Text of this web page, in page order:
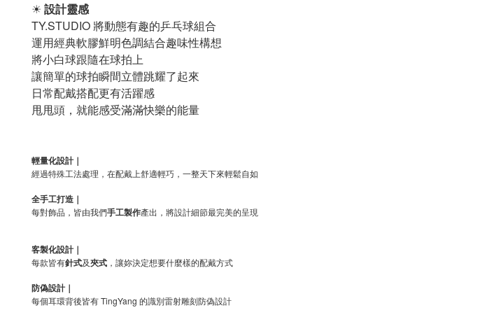
☀ 設計靈感
TY.STUDIO 將動態有趣的乒乓球組合
運用經典軟膠鮮明色調結合趣味性構想
將小白球跟隨在球拍上
讓簡單的球拍瞬間立體跳耀了起來
日常配戴搭配更有活躍感
甩甩頭，就能感受滿滿快樂的能量
輕量化設計｜
經過特殊工法處理，在配戴上舒適輕巧，一整天下來輕鬆自如
全手工打造｜
每對飾品，皆由我們手工製作產出，將設計細節最完美的呈現
客製化設計｜
每款皆有針式及夾式 ，讓妳決定想要什麼樣的配戴方式
防偽設計｜
每個耳環背後皆有 TingYang 的識別雷射雕刻防偽設計